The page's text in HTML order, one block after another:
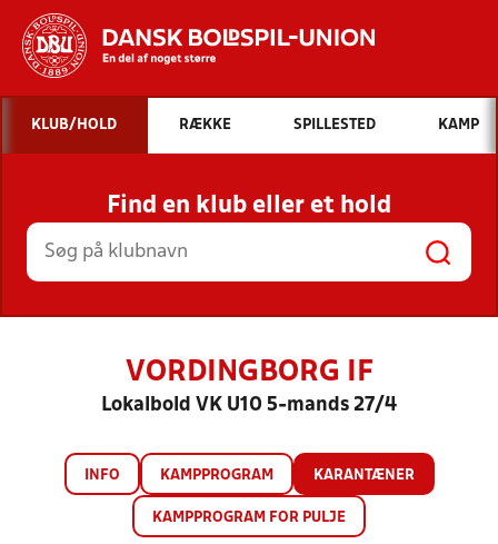
Hvad vil du søge efter?
INDHOLD OG NYHEDER
STILLINGER, RESULTATER, KLUBBER OG
HOLD
KLUB/HOLD RÆKKE SPILLESTED KAMP
Find en klub eller et hold
VORDINGBORG IF
Lokalbold VK U10 5-mands 27/4
INFO KAMPPROGRAM KARANTÆNER
KAMPPROGRAM FOR PULJE